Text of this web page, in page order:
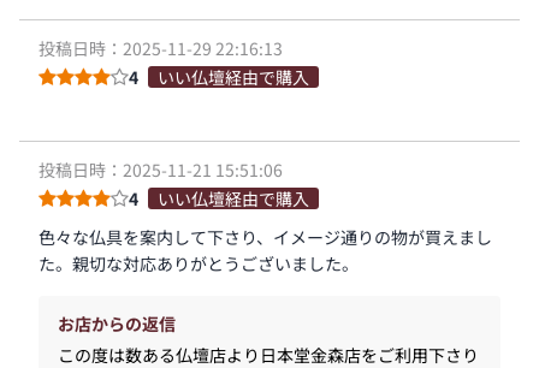
投稿日時：2025-11-29 22:16:13
4
いい仏壇経由で購入
投稿日時：2025-11-21 15:51:06
4
いい仏壇経由で購入
色々な仏具を案内して下さり、イメージ通りの物が買えまし
た。親切な対応ありがとうございました。
お店からの返信
この度は数ある仏壇店より日本堂金森店をご利用下さり